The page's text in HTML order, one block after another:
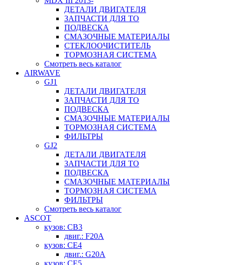
ДЕТАЛИ ДВИГАТЕЛЯ
ЗАПЧАСТИ ДЛЯ ТО
ПОДВЕСКА
СМАЗОЧНЫЕ МАТЕРИАЛЫ
СТЕКЛООЧИСТИТЕЛЬ
ТОРМОЗНАЯ СИСТЕМА
Смотреть весь каталог
AIRWAVE
GJ1
ДЕТАЛИ ДВИГАТЕЛЯ
ЗАПЧАСТИ ДЛЯ ТО
ПОДВЕСКА
СМАЗОЧНЫЕ МАТЕРИАЛЫ
ТОРМОЗНАЯ СИСТЕМА
ФИЛЬТРЫ
GJ2
ДЕТАЛИ ДВИГАТЕЛЯ
ЗАПЧАСТИ ДЛЯ ТО
ПОДВЕСКА
СМАЗОЧНЫЕ МАТЕРИАЛЫ
ТОРМОЗНАЯ СИСТЕМА
ФИЛЬТРЫ
Смотреть весь каталог
ASCOT
кузов: CB3
двиг.: F20A
кузов: CE4
двиг.: G20A
кузов: CE5